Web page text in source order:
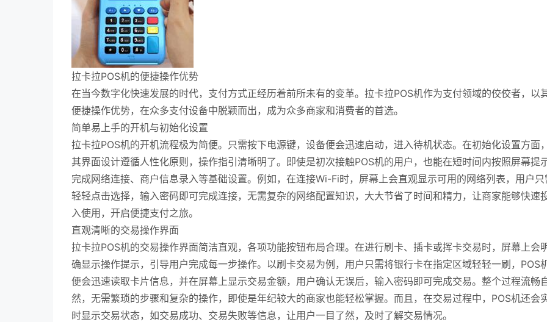
拉卡拉POS机的便捷操作优势
在当今数字化快速发展的时代，支付方式正经历着前所未有的变革。拉卡拉POS机作为支付领域的佼佼者，以
便捷操作优势，在众多支付设备中脱颖而出，成为众多商家和消费者的首选。
简单易上手的开机与初始化设置
拉卡拉POS机的开机流程极为简便。只需按下电源键，设备便会迅速启动，进入待机状态。在初始化设置方面，
其界面设计遵循人性化原则，操作指引清晰明了。即使是初次接触POS机的用户，也能在短时间内按照屏幕提
完成网络连接、商户信息录入等基础设置。例如，在连接Wi-Fi时，屏幕上会直观显示可用的网络列表，用户只
轻轻点击选择，输入密码即可完成连接，无需复杂的网络配置知识，大大节省了时间和精力，让商家能够快速
入使用，开启便捷支付之旅。
直观清晰的交易操作界面
拉卡拉POS机的交易操作界面简洁直观，各项功能按钮布局合理。在进行刷卡、插卡或挥卡交易时，屏幕上会
确显示操作提示，引导用户完成每一步操作。以刷卡交易为例，用户只需将银行卡在指定区域轻轻一刷，POS
便会迅速读取卡片信息，并在屏幕上显示交易金额，用户确认无误后，输入密码即可完成交易。整个过程流畅
然，无需繁琐的步骤和复杂的操作，即使是年纪较大的商家也能轻松掌握。而且，在交易过程中，POS机还会
时显示交易状态，如交易成功、交易失败等信息，让用户一目了然，及时了解交易情况。